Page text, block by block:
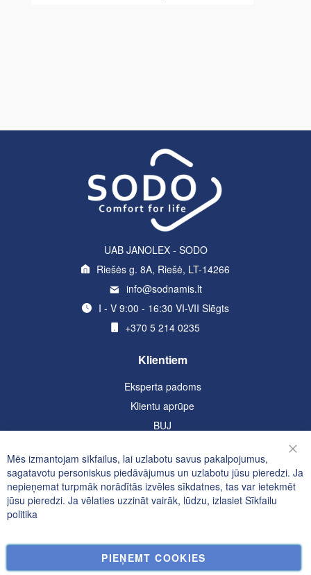
UAB JANOLEX - SODO
Riešės g. 8A, Riešė, LT-14266
info@sodnamis.lt
I - V 9:00 - 16:30 VI-VII Slēgts
+370 5 214 0235
Klientiem
Eksperta padoms
Klientu aprūpe
BUJ
Informācija
Konfidencialitātes un sīkfailu politika
Meklētie atslēgvārdi
Pasūtījumi un atgriešana
Kontakti
Mēs izmantojam sīkfailus, lai uzlabotu savus pakalpojumus,
sagatavotu personiskus piedāvājumus un uzlabotu jūsu pieredzi. Ja
nepieņemat turpmāk norādītās izvēles sīkdatnes, tas var ietekmēt
jūsu pieredzi. Ja vēlaties uzzināt vairāk, lūdzu, izlasiet Sīkfailu
politika
PIEŅEMT COOKIES